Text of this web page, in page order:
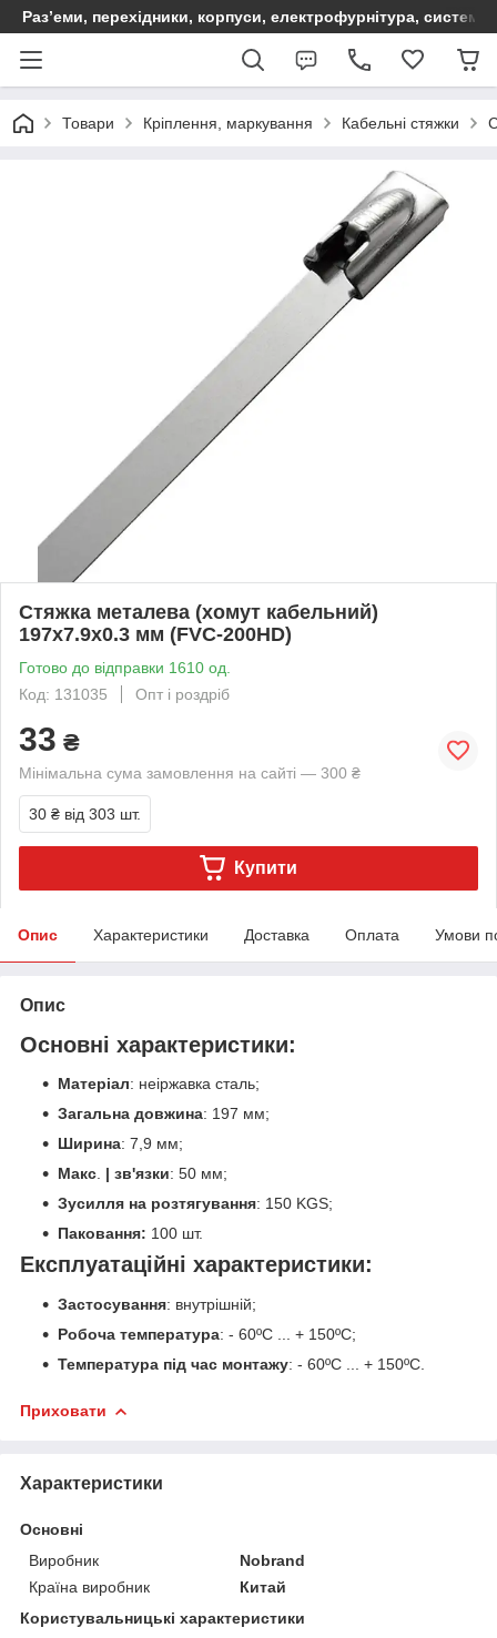
Раз’еми, перехідники, корпуси, електрофурнітура,
Товари Кріплення, маркування Кабельні стяжки
Стяжка металева (хомут кабельний)
197х7.9х0.3 мм (FVC-200HD)
Готово до відправки 1610 од.
Код: 131035
Опт і роздріб
33 ₴
Мінімальна сума замовлення на сайті — 300 ₴
30 ₴ від 303 шт.
Купити
Опис Характеристики Доставка Оплата Умови
Опис
Основні характеристики:
Матеріал: неіржавка сталь;
Загальна довжина: 197 мм;
Ширина: 7,9 мм;
Макс. | зв'язки: 50 мм;
Зусилля на розтягування: 150 KGS;
Паковання: 100 шт.
Експлуатаційні характеристики:
Застосування: внутрішній;
Робоча температура: - 60ºС ... + 150ºС;
Температура під час монтажу: - 60ºС ... + 150ºС.
Приховати
Характеристики
Основні
Виробник
Nobrand
Країна виробник
Китай
Користувальницькі характеристики